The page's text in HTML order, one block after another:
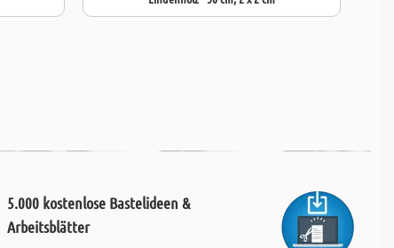
5.000 kostenlose Bastelideen &
Arbeitsblätter